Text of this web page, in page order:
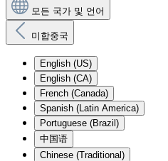
모든 국가 및 언어
미합중국
English (US)
English (CA)
French (Canada)
Spanish (Latin America)
Portuguese (Brazil)
中国语
Chinese (Traditional)